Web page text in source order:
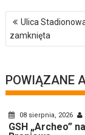
Nawigacja
wpisu
Ulica
zamknięta
POWIĄZANE
08 sierpnia, 2026
GSH „Archeo”